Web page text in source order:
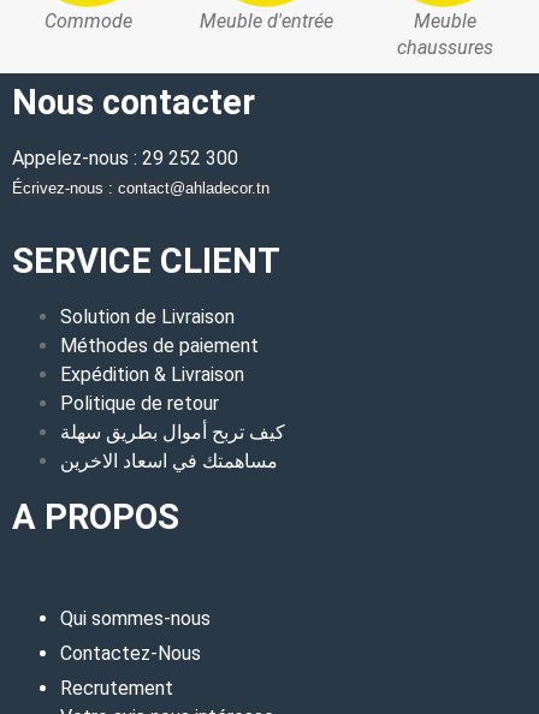
Commode Meuble d'entrée
Meuble
chaussures
Nous contacter
Appelez-nous : 29 252 300
Écrivez-nous : contact@ahladecor.tn
SERVICE CLIENT
Solution de Livraison
Méthodes de paiement
Expédition & Livraison
Politique de retour
كيف تربح أموال بطريق سهلة
مساهمتك في اسعاد الاخرين
A PROPOS
Qui sommes-nous
Contactez-Nous
Recrutement